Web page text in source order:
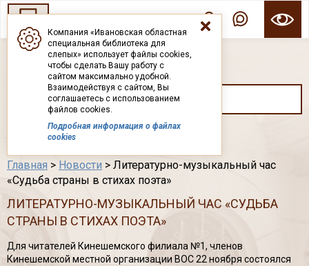
Компания «Ивановская областная
специальная библиотека для
слепых» использует файлы cookies,
чтобы сделать Вашу работу с
сайтом максимально удобной.
Взаимодействуя с сайтом, Вы
соглашаетесь с использованием
файлов cookies.
Подробная информация о файлах
cookies
ГОСУДАРСТВЕННОЕ БЮДЖЕТНОЕ УЧРЕЖДЕНИЕ ИВАНОВСКОЙ ОБЛАСТИ
ИВАНОВСКАЯ ОБЛАСТНАЯ СПЕЦИАЛЬНАЯ
БИБЛИОТЕКА ДЛЯ СЛЕПЫХ
Каталог
Главная > Новости > Литературно-музыкальный час
«Судьба страны в стихах поэта»
ЛИТЕРАТУРНО-МУЗЫКАЛЬНЫЙ ЧАС «СУДЬБА
СТРАНЫ В СТИХАХ ПОЭТА»
Для читателей Кинешемского филиала №1, членов
Кинешемской местной организации ВОС 22 ноября состоялся